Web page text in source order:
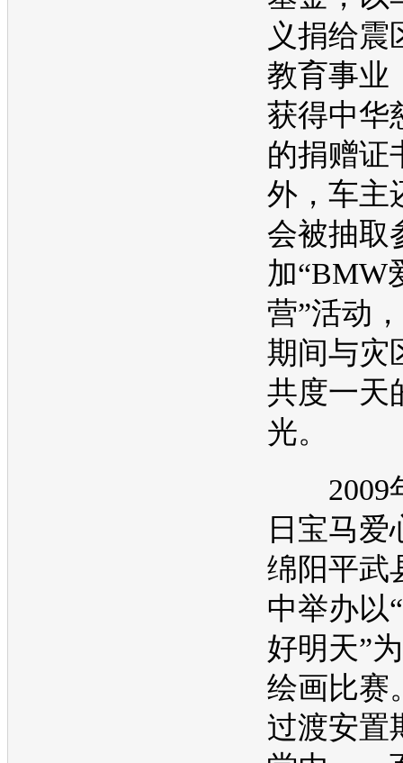
义捐给震
教育事业
获得中华
的捐赠证
外，车主
会被抽取
加“BMW
营”活动
期间与灾
共度一天
光。
2009
日 宝马爱
绵阳平武
中举办以
好明天”
绘画比赛
过渡安置